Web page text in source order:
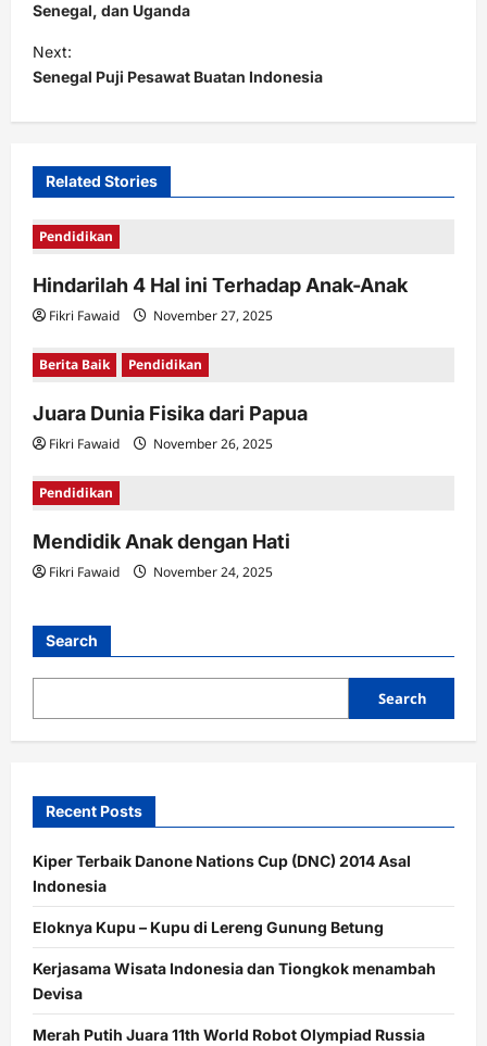
s
t
n
a
a
t
i
o
n
Senegal, dan Uganda
Next:
Senegal Puji Pesawat Buatan Indonesia
Related Stories
Pendidikan
Hindarilah 4 Hal ini Terhadap Anak-Anak
Fikri Fawaid November 27, 2025
Berita Baik Pendidikan
Juara Dunia Fisika dari Papua
Fikri Fawaid November 26, 2025
Pendidikan
Mendidik Anak dengan Hati
Fikri Fawaid November 24, 2025
Search
Search
Recent Posts
Kiper Terbaik Danone Nations Cup (DNC) 2014 Asal
Indonesia
Eloknya Kupu – Kupu di Lereng Gunung Betung
Kerjasama Wisata Indonesia dan Tiongkok menambah
Devisa
Merah Putih Juara 11th World Robot Olympiad Russia